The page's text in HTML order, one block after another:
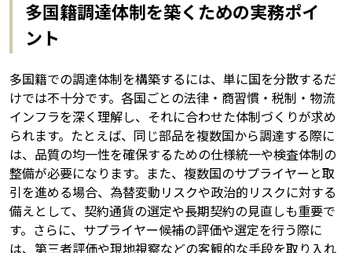
多国籍調達体制を築くための実務ポイ
ント
多国籍での調達体制を構築するには、単に国を分散するだ
けでは不十分です。各国ごとの法律・商習慣・税制・物流
インフラを深く理解し、それに合わせた体制づくりが求め
られます。たとえば、同じ部品を複数国から調達する際に
は、品質の均一性を確保するための仕様統一や検査体制の
整備が必要になります。また、複数国のサプライヤーと取
引を進める場合、為替変動リスクや政治的リスクに対する
備えとして、契約通貨の選定や長期契約の見直しも重要で
す。さらに、サプライヤー候補の評価や選定を行う際に
は、第三者評価や現地視察などの客観的な手段を取り入れ